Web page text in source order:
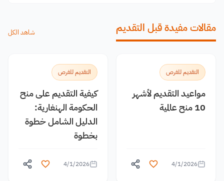
مقالات مفيدة قبل التقديم شاهد الكل
التقديم للفرص
مواعيد التقديم لأشهر
10 منح عالمية
4/1/2026
التقديم للفرص
كيفية التقديم على منح
الحكومة الهنغارية:
الدليل الشامل خطوة
بخطوة
4/1/2026